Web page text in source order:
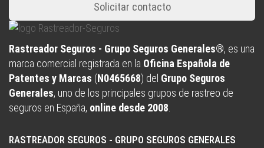
Solicitar contacto
Rastreador Seguros - Grupo Seguros Generales®, es una
marca comercial registrada en la Oficina Española de
Patentes y Marcas (N0465668) del Grupo Seguros
Generales, uno de los principales grupos de rastreo de
seguros en España, online desde 2008.
RASTREADOR SEGUROS - GRUPO SEGUROS GENERALES